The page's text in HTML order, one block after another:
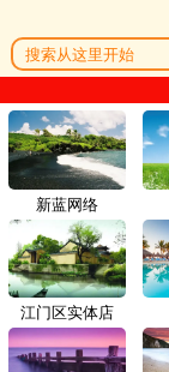
新蓝网络
江门区实体店